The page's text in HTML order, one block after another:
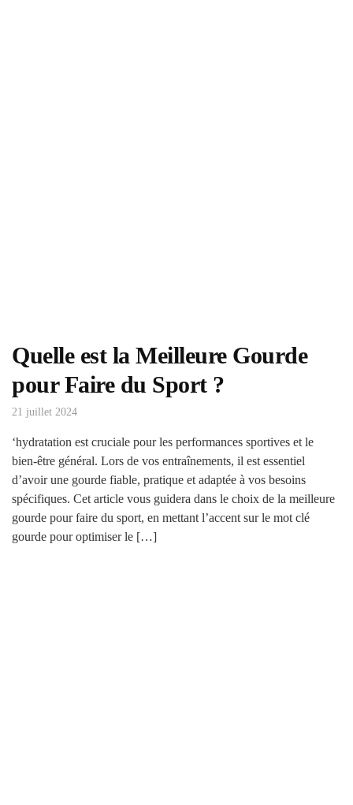
Quelle est la Meilleure Gourde
pour Faire du Sport ?
21 juillet 2024
‘hydratation est cruciale pour les performances sportives et le
bien-être général. Lors de vos entraînements, il est essentiel
d’avoir une gourde fiable, pratique et adaptée à vos besoins
spécifiques. Cet article vous guidera dans le choix de la meilleure
gourde pour faire du sport, en mettant l’accent sur le mot clé
gourde pour optimiser le […]